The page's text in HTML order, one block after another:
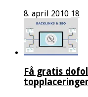
8. april 2010 18
Få gratis